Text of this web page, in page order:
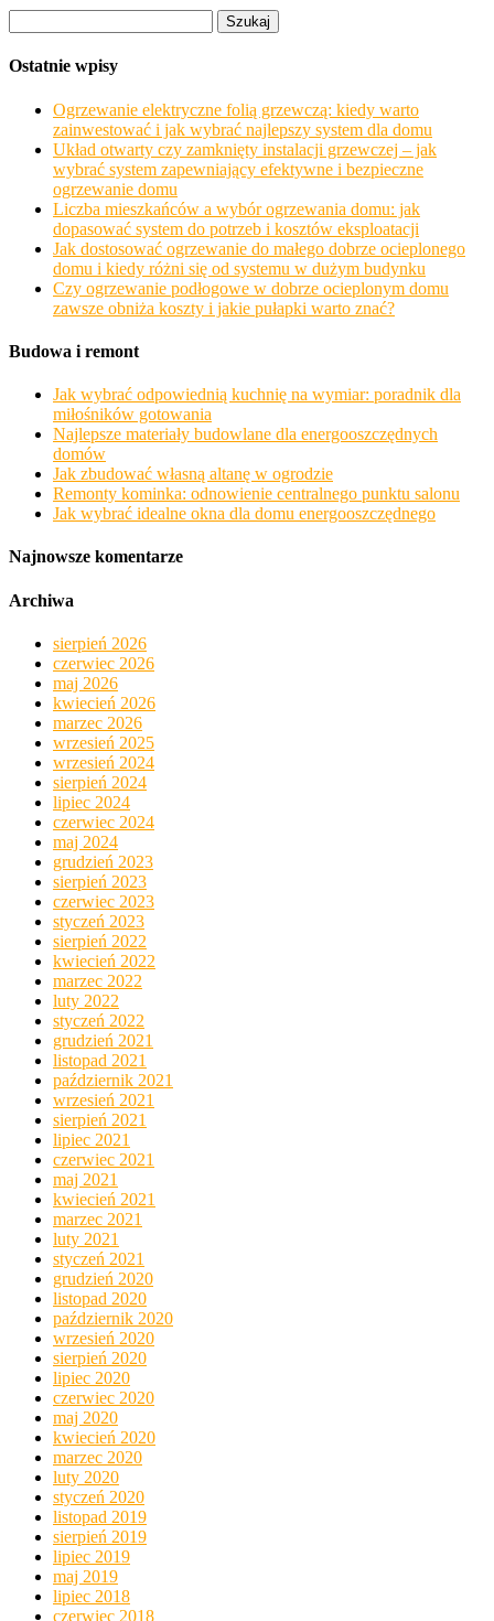
Ostatnie wpisy
Ogrzewanie elektryczne folią grzewczą: kiedy warto
zainwestować i jak wybrać najlepszy system dla domu
Układ otwarty czy zamknięty instalacji grzewczej – jak
wybrać system zapewniający efektywne i bezpieczne
ogrzewanie domu
Liczba mieszkańców a wybór ogrzewania domu: jak
dopasować system do potrzeb i kosztów eksploatacji
Jak dostosować ogrzewanie do małego dobrze ocieplonego
domu i kiedy różni się od systemu w dużym budynku
Czy ogrzewanie podłogowe w dobrze ocieplonym domu
zawsze obniża koszty i jakie pułapki warto znać?
Budowa i remont
Jak wybrać odpowiednią kuchnię na wymiar: poradnik dla
miłośników gotowania
Najlepsze materiały budowlane dla energooszczędnych
domów
Jak zbudować własną altanę w ogrodzie
Remonty kominka: odnowienie centralnego punktu salonu
Jak wybrać idealne okna dla domu energooszczędnego
Najnowsze komentarze
Archiwa
sierpień 2026
czerwiec 2026
maj 2026
kwiecień 2026
marzec 2026
wrzesień 2025
wrzesień 2024
sierpień 2024
lipiec 2024
czerwiec 2024
maj 2024
grudzień 2023
sierpień 2023
czerwiec 2023
styczeń 2023
sierpień 2022
kwiecień 2022
marzec 2022
luty 2022
styczeń 2022
grudzień 2021
listopad 2021
październik 2021
wrzesień 2021
sierpień 2021
lipiec 2021
czerwiec 2021
maj 2021
kwiecień 2021
marzec 2021
luty 2021
styczeń 2021
grudzień 2020
listopad 2020
październik 2020
wrzesień 2020
sierpień 2020
lipiec 2020
czerwiec 2020
maj 2020
kwiecień 2020
marzec 2020
luty 2020
styczeń 2020
listopad 2019
sierpień 2019
lipiec 2019
maj 2019
lipiec 2018
czerwiec 2018